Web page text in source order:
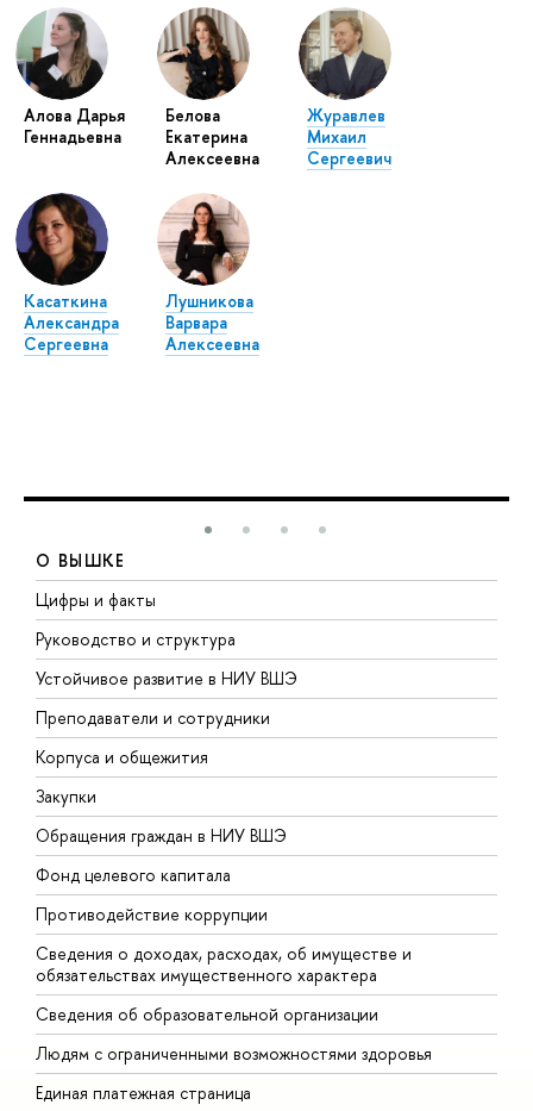
Алова Дарья
Геннадьевна
Белова
Екатерина
Алексеевна
Журавлев
Михаил
Сергеевич
Касаткина
Александра
Сергеевна
Лушникова
Варвара
Алексеевна
О ВЫШКЕ
Цифры и факты
Руководство и структура
Устойчивое развитие в НИУ ВШЭ
Преподаватели и сотрудники
Корпуса и общежития
Закупки
Обращения граждан в НИУ ВШЭ
Фонд целевого капитала
Противодействие коррупции
Сведения о доходах, расходах, об имуществе и
обязательствах имущественного характера
Сведения об образовательной организации
Людям с ограниченными возможностями здоровья
Единая платежная страница